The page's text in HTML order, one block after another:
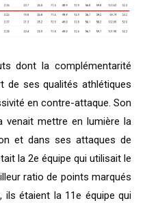
dont la complémentarité
de ses qualités athlétiques
en contre-attaque. Son
venait mettre en lumière la
et dans ses attaques de
la 2e équipe qui utilisait le
ratio de points marqués
ils étaient la 11e équipe qui